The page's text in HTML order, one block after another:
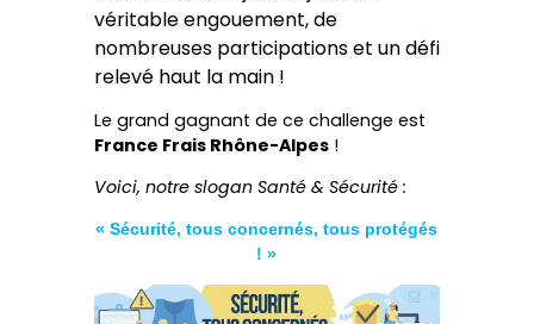
véritable engouement, de
nombreuses participations et un défi
relevé haut la main !
Le grand gagnant de ce challenge est
France Frais Rhône-Alpes!
Voici, notre slogan Santé & Sécurité :
« Sécurité, tous concernés, tous protégés
! »